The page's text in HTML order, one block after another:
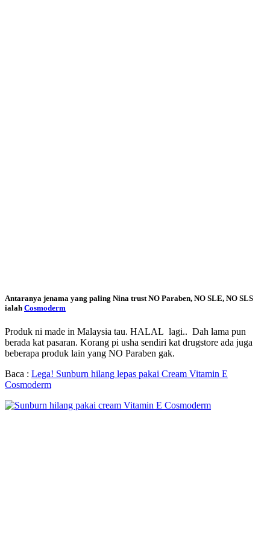
Antaranya jenama yang paling Nina trust NO Paraben, NO SLE, NO SLS
ialah Cosmoderm
Produk ni made in Malaysia tau. HALAL lagi.. Dah lama pun
berada kat pasaran. Korang pi usha sendiri kat drugstore ada juga
beberapa produk lain yang NO Paraben gak.
Baca : Lega! Sunburn hilang lepas pakai Cream Vitamin E
Cosmoderm